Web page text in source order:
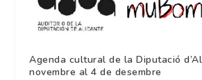
Agenda cultural de la Diputació
novembre al 4 de desembre